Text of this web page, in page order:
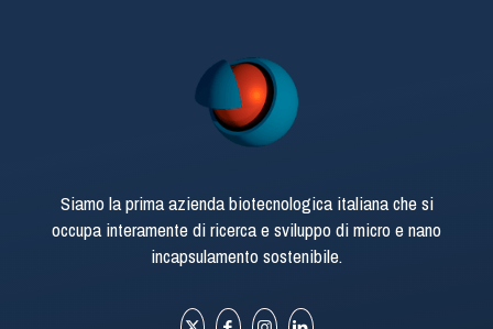
Siamo la prima azienda biotecnologica italiana che si
occupa interamente di ricerca e sviluppo di micro e nano
incapsulamento sostenibile.